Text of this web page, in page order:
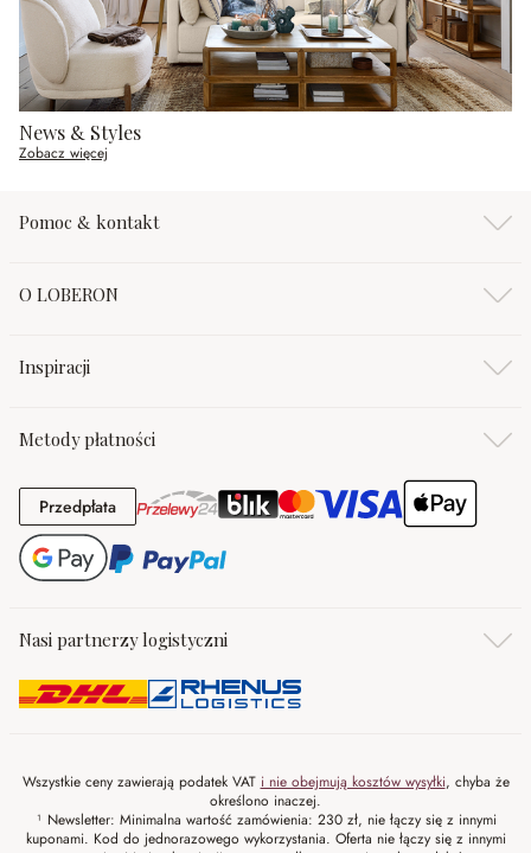
News & Styles
Zobacz więcej
Pomoc & kontakt
O LOBERON
Inspiracji
Metody płatności
PrzedpłataPrzedpłata
Nasi partnerzy logistyczni
Wszystkie ceny zawierają podatek VAT i nie obejmują kosztów wysyłki, chyba że
określono inaczej.
¹ Newsletter: Minimalna wartość zamówienia: 230 zł, nie łączy się z innymi
kuponami. Kod do jednorazowego wykorzystania. Oferta nie łączy się z innymi